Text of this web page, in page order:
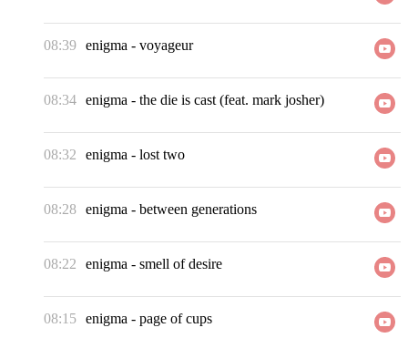
08:39 enigma - voyageur
08:34 enigma - the die is cast (feat. mark josher)
08:32 enigma - lost two
08:28 enigma - between generations
08:22 enigma - smell of desire
08:15 enigma - page of cups